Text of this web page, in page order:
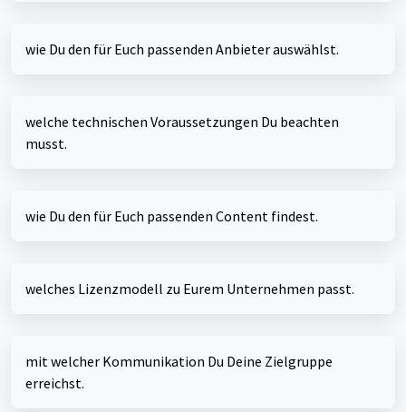
wie Du den für Euch passenden Anbieter auswählst.
welche technischen Voraussetzungen Du beachten
musst.
wie Du den für Euch passenden Content findest.
welches Lizenzmodell zu Eurem Unternehmen passt.
mit welcher Kommunikation Du Deine Zielgruppe
erreichst.